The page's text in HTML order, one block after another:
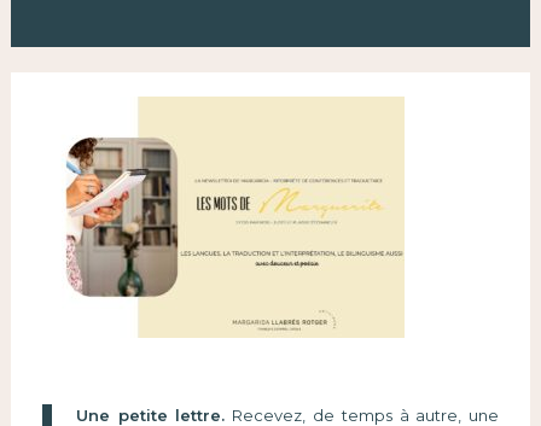
Une petite lettre. Recevez, de temps à autre, une